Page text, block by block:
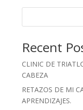
Recent
CLINIC DE
CABEZA
RETAZOS DE MI
APRENDIZAJES.